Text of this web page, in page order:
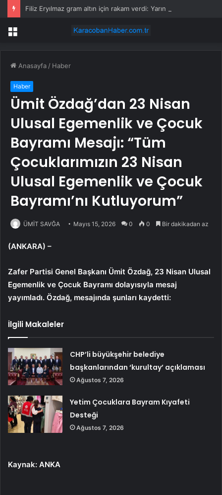
Menü
Anasayfa / Haber
Haber
Ümit Özdağ’dan 23 Nisan
Ulusal Egemenlik ve Çocuk
Bayramı Mesajı: “Tüm
Çocuklarımızın 23 Nisan
Ulusal Egemenlik ve Çocuk
Bayramı’nı Kutluyorum”
ÜMİT SAVĞA Mayıs 15, 2026 0 0 Bir dakikadan az
(ANKARA) –
Zafer Partisi Genel Başkanı Ümit Özdağ, 23 Nisan Ulusal
Egemenlik ve Çocuk Bayramı dolayısıyla mesaj
yayımladı. Özdağ, mesajında şunları kaydetti:
İlgili Makaleler
CHP’li büyükşehir belediye
başkanlarından ‘kurultay’ açıklaması
Ağustos 7, 2026
Yetim Çocuklara Bayram Kıyafeti
Desteği
Ağustos 7, 2026
Kaynak: ANKA